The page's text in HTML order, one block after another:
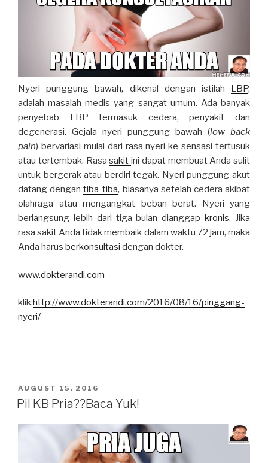
Nyeri punggung bawah, dikenal dengan istilah LBP,
adalah masalah medis yang sangat umum. Ada banyak
penyebab LBP termasuk cedera, penyakit dan
degenerasi. Gejala nyeri punggung bawah (low back
pain) bervariasi mulai dari rasa nyeri ke sensasi tertusuk
atau tertembak. Rasasakit ini dapat membuat Anda sulit
untuk bergerak atau berdiri tegak. Nyeri punggung akut
datang dengantiba-tiba, biasanya setelah cedera akibat
olahraga atau mengangkat beban berat. Nyeri yang
berlangsung lebih dari tiga bulan dianggapkronis. Jika
rasa sakit Anda tidak membaik dalam waktu 72 jam, maka
Anda harus berkonsultasi dengan dokter.
www.dokterandi.com
klik:http://www.dokterandi.com/2016/08/16/pinggang-
nyeri/
POSTED
ON
AUGUST 15, 2016
Pil KB Pria??Baca Yuk!